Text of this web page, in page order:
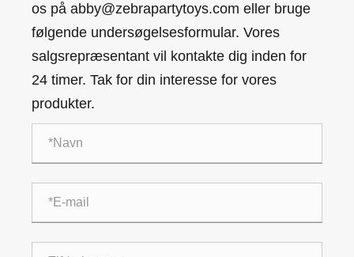
os på abby@zebrapartytoys.com eller bruge
følgende undersøgelsesformular. Vores
salgsrepræsentant vil kontakte dig inden for
24 timer. Tak for din interesse for vores
produkter.